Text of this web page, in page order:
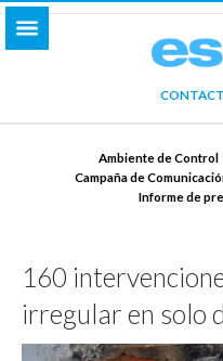
Ambiente de Control
Campaña de
Informe de
160
irregular en solo